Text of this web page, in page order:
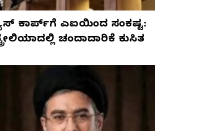
ಕಾರ್ಪ್‌ಗೆ ಎಐಯಿಂದ ಸಂಕಷ್ಟ:
ಚಂದಾದಾರಿಕೆ ಕುಸಿತ